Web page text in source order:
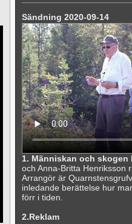
Sändning 2020-09-14
1. Människan och skogen
och Anna-Britta Henriksson
Arrangör är
inledande berättelse hur
förr i tiden.
2.Reklam